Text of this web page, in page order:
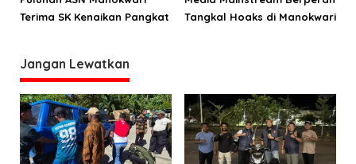
Terima SK Kenaikan Pangkat
Tangkal Hoaks di Manokwari
Jangan Lewatkan